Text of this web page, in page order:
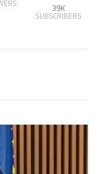
39K
SUBSCRIBERS